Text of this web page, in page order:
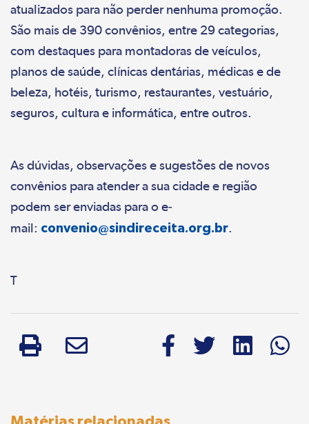
atualizados para não perder nenhuma promoção.
São mais de 390 convênios, entre 29 categorias,
com destaques para montadoras de veículos,
planos de saúde, clínicas dentárias, médicas e de
beleza, hotéis, turismo, restaurantes, vestuário,
seguros, cultura e informática, entre outros.
As dúvidas, observações e sugestões de novos
convênios para atender a sua cidade e região
podem ser enviadas para o e-
mail: convenio@sindireceita.org.br.
T